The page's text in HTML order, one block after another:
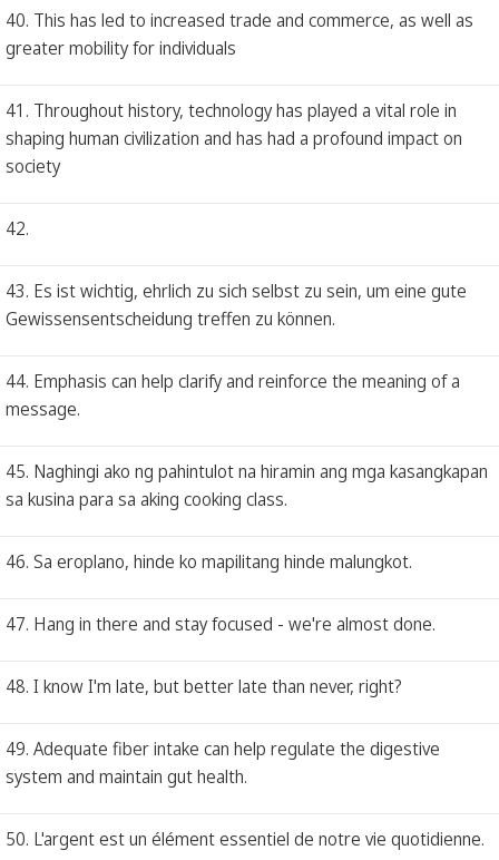
40. This has led to increased trade and commerce, as well as
greater mobility for individuals
41. Throughout history, technology has played a vital role in
shaping human civilization and has had a profound impact on
society
42.
43. Es ist wichtig, ehrlich zu sich selbst zu sein, um eine gute
Gewissensentscheidung treffen zu können.
44. Emphasis can help clarify and reinforce the meaning of a
message.
45. Naghingi ako ng pahintulot na hiramin ang mga kasangkapan
sa kusina para sa aking cooking class.
46. Sa eroplano, hinde ko mapilitang hinde malungkot.
47. Hang in there and stay focused - we're almost done.
48. I know I'm late, but better late than never, right?
49. Adequate fiber intake can help regulate the digestive
system and maintain gut health.
50. L'argent est un élément essentiel de notre vie quotidienne.